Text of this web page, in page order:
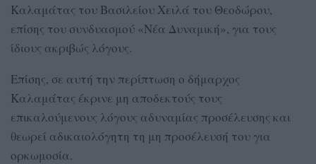
Καλαμάτας του Βασιλείου Χειλά του Θεοδώρου,
επίσης του συνδυασμού «Νέα Δυναμική», για τους
ίδιους ακριβώς λόγους.
Επίσης, σε αυτή την περίπτωση ο δήμαρχος
Καλαμάτας έκρινε μη αποδεκτούς τους
επικαλούμενους λόγους αδυναμίας προσέλευσης και
θεωρεί αδικαιολόγητη τη μη προσέλευσή του για
ορκωμοσία.